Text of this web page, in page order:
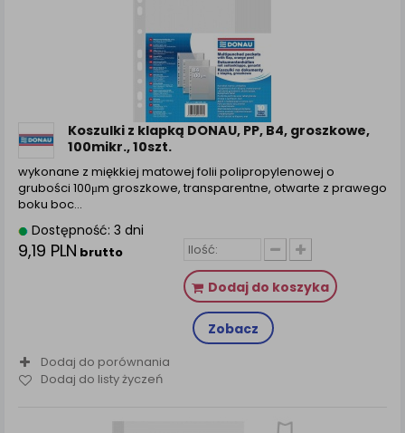
Koszulki z klapką DONAU, PP, B4, groszkowe,
100mikr., 10szt.
wykonane z miękkiej matowej folii polipropylenowej o
grubości 100μm groszkowe, transparentne, otwarte z prawego
boku boc...
Dostępność: 3 dni
9,19 PLN brutto
Dodaj do koszyka
Zobacz
Dodaj do porównania
Dodaj do listy życzeń